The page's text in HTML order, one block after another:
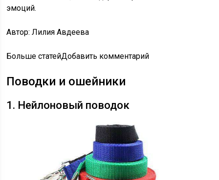
эмоций.
Автор: Лилия Авдеева
Больше статейДобавить комментарий
Поводки и ошейники
1. Нейлоновый поводок